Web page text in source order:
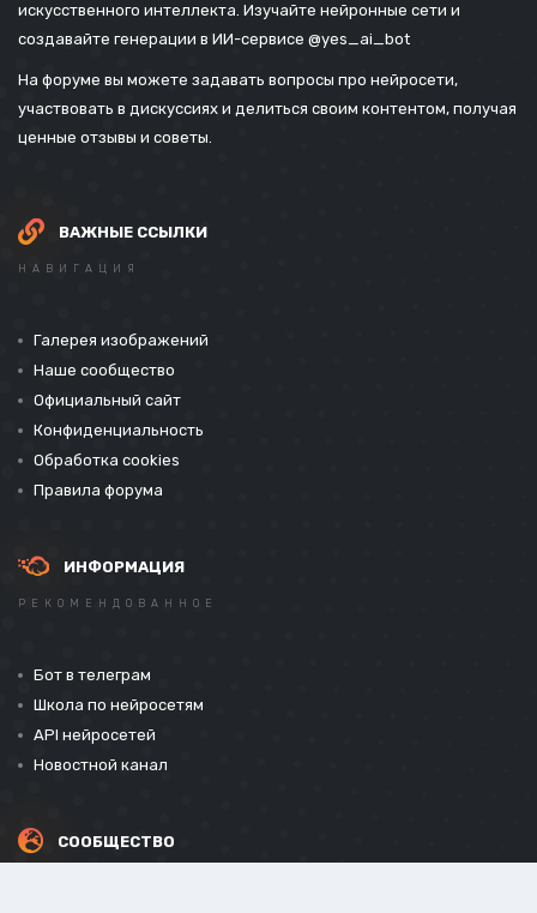
искусственного интеллекта. Изучайте нейронные сети и
создавайте генерации в ИИ-сервисе @yes_ai_bot
На форуме вы можете задавать вопросы про нейросети,
участвовать в дискуссиях и делиться своим контентом, получая
ценные отзывы и советы.
ВАЖНЫЕ ССЫЛКИ
НАВИГАЦИЯ
Галерея изображений
Наше сообщество
Официальный сайт
Конфиденциальность
Обработка cookies
Правила форума
ИНФОРМАЦИЯ
РЕКОМЕНДОВАННОЕ
Бот в телеграм
Школа по нейросетям
API нейросетей
Новостной канал
СООБЩЕСТВО